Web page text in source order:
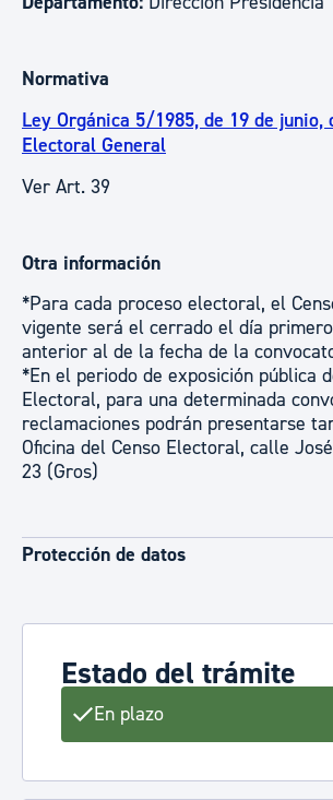
Normativa
Ley Orgánica 5/1985, de 19 de junio,
Electoral General
Ver Art. 39
Otra información
*Para cada proceso electoral, el
vigente será el cerrado el día
anterior al de la fecha de la
*En el periodo de exposición pública
Electoral, para una determinada
reclamaciones podrán presentarse
Oficina del Censo Electoral, calle
23 (Gros)
Protección de datos
Estado del trámite
En plazo